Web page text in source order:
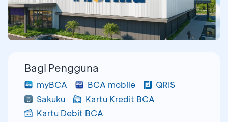
Bagi Pengguna
myBCA BCA mobile
QRIS
Sakuku
Kartu Kredit BCA
Kartu Debit BCA